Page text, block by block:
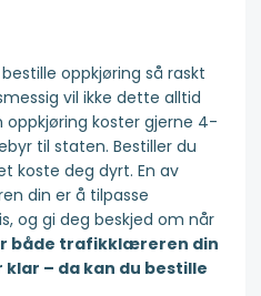
oppkjøring så raskt
vil ikke dette alltid
koster gjerne 4-
til staten. Bestiller du
koste deg dyrt. En av
din er å tilpasse
og gi deg beskjed om når
både trafikklæreren din
– da kan du bestille